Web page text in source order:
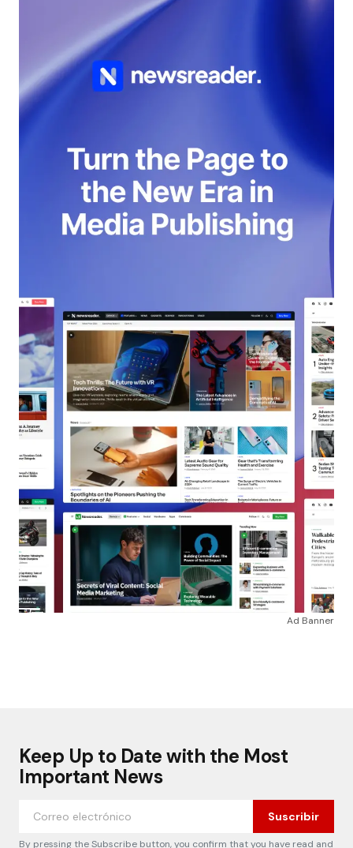
Ad Banner
Keep Up to Date with the Most
Important News
Suscribir
By pressing the Subscribe button, you confirm that you have read and